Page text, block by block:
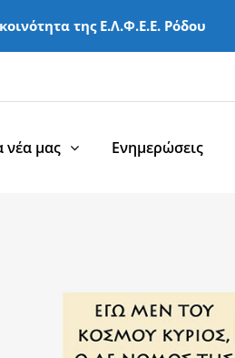
της Ε.Λ.Φ.Ε.Ε. Ρόδου
νέα μας Ενημερώσεις